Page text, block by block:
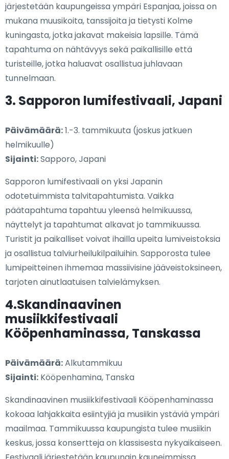
järjestetään kaupungeissa ympäri Espanjaa, joissa on
mukana muusikoita, tanssijoita ja tietysti Kolme
kuningasta, jotka jakavat makeisia lapsille. Tämä
tapahtuma on nähtävyys sekä paikallisille että
turisteille, jotka haluavat osallistua juhlavaan
tunnelmaan.
3. Sapporon lumifestivaali, Japani
Päivämäärä:1.-3. tammikuuta (joskus jatkuen
helmikuulle)
Sijainti:Sapporo, Japani
Sapporon lumifestivaali on yksi Japanin
odotetuimmista talvitapahtumista. Vaikka
päätapahtuma tapahtuu yleensä helmikuussa,
näyttelyt ja tapahtumat alkavat jo tammikuussa.
Turistit ja paikalliset voivat ihailla upeita lumiveistoksia
ja osallistua talviurheilukilpailuihin. Sapporosta tulee
lumipeitteinen ihmemaa massiivisine jääveistoksineen,
tarjoten ainutlaatuisen talvielämyksen.
4.Skandinaavinen
musiikkifestivaali
Kööpenhaminassa, Tanskassa
Päivämäärä:Alkutammikuu
Sijainti: Kööpenhamina, Tanska
Skandinaavinen musiikkifestivaali Kööpenhaminassa
kokoaa lahjakkaita esiintyjiä ja musiikin ystäviä ympäri
maailmaa. Tammikuussa kaupungista tulee musiikin
keskus, jossa konsertteja on klassisesta nykyaikaiseen.